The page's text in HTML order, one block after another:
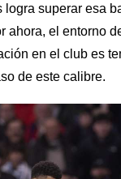
superar esa
ahora, el entorno
en el club es
de este calibre.